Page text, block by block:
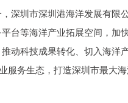
圳市深圳港海洋发展有限
台等海洋产业拓展空间，加
动科技成果转化、切入海洋
服务生态，打造深圳市最大